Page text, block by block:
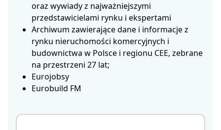
oraz wywiady z najważniejszymi
przedstawicielami rynku i ekspertami
Archiwum zawierające dane i informacje z
rynku nieruchomości komercyjnych i
budownictwa w Polsce i regionu CEE, zebrane
na przestrzeni 27 lat;
Eurojobsy
Eurobuild FM